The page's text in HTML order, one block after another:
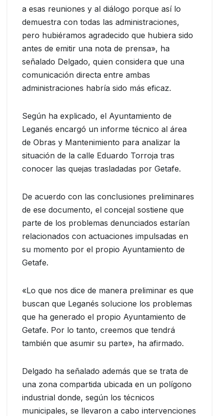
a esas reuniones y al diálogo porque así lo
demuestra con todas las administraciones,
pero hubiéramos agradecido que hubiera sido
antes de emitir una nota de prensa», ha
señalado Delgado, quien considera que una
comunicación directa entre ambas
administraciones habría sido más eficaz.
Según ha explicado, el Ayuntamiento de
Leganés encargó un informe técnico al área
de Obras y Mantenimiento para analizar la
situación de la calle Eduardo Torroja tras
conocer las quejas trasladadas por Getafe.
De acuerdo con las conclusiones preliminares
de ese documento, el concejal sostiene que
parte de los problemas denunciados estarían
relacionados con actuaciones impulsadas en
su momento por el propio Ayuntamiento de
Getafe.
«Lo que nos dice de manera preliminar es que
buscan que Leganés solucione los problemas
que ha generado el propio Ayuntamiento de
Getafe. Por lo tanto, creemos que tendrá
también que asumir su parte», ha afirmado.
Delgado ha señalado además que se trata de
una zona compartida ubicada en un polígono
industrial donde, según los técnicos
municipales, se llevaron a cabo intervenciones